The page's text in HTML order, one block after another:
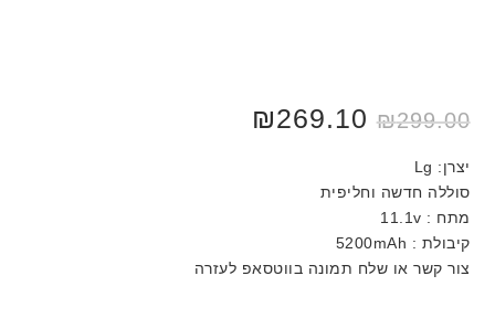
₪299.00
₪269.10
יצרן: Lg
סוללה חדשה וחליפית
מתח : 11.1v
קיבולת : 5200mAh
צור קשר או שלח תמונה בווטסאפ לעזרה